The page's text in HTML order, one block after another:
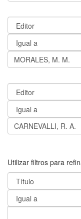
Utilizar filtros para